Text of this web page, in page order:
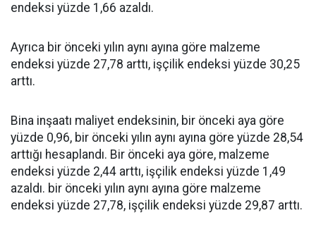
endeksi yüzde 1,66 azaldı.
Ayrıca bir önceki yılın aynı ayına göre malzeme
endeksi yüzde 27,78 arttı, işçilik endeksi yüzde 30,25
arttı.
Bina inşaatı maliyet endeksinin, bir önceki aya göre
yüzde 0,96, bir önceki yılın aynı ayına göre yüzde 28,54
arttığı hesaplandı. Bir önceki aya göre, malzeme
endeksi yüzde 2,44 arttı, işçilik endeksi yüzde 1,49
azaldı. bir önceki yılın aynı ayına göre malzeme
endeksi yüzde 27,78, işçilik endeksi yüzde 29,87 arttı.